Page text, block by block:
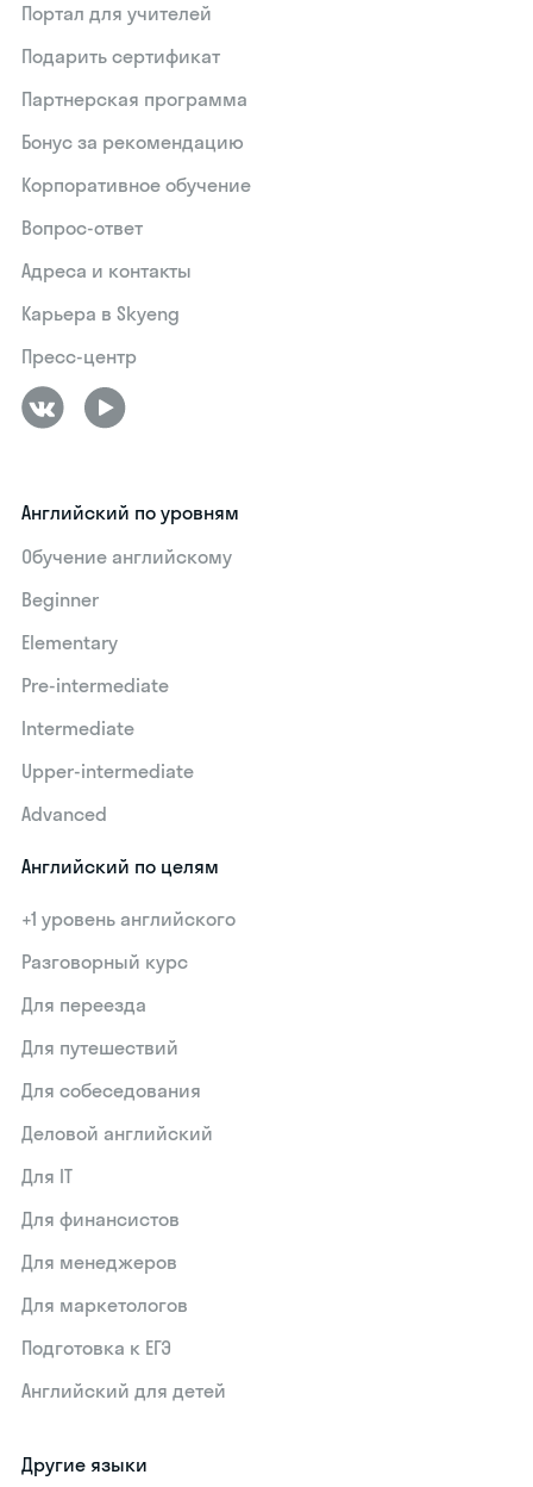
Портал для учителей
Подарить сертификат
Партнерская программа
Бонус за рекомендацию
Корпоративное обучение
Вопрос-ответ
Адреса и контакты
Карьера в Skyeng
Пресс-центр
Английский по уровням
Обучение английскому
Beginner
Elementary
Pre-intermediate
Intermediate
Upper-intermediate
Advanced
Английский по целям
+1 уровень английского
Разговорный курс
Для переезда
Для путешествий
Для собеседования
Деловой английский
Для IT
Для финансистов
Для менеджеров
Для маркетологов
Подготовка к ЕГЭ
Английский для детей
Другие языки